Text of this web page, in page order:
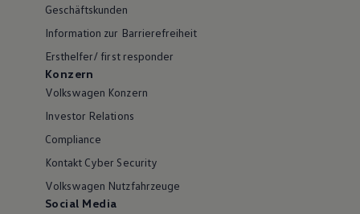
Geschäftskunden
Information zur Barrierefreiheit
Ersthelfer/ first responder
Konzern
Volkswagen Konzern
Investor Relations
Compliance
Kontakt Cyber Security
Volkswagen Nutzfahrzeuge
Social Media